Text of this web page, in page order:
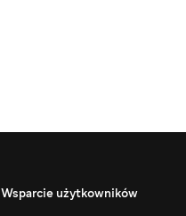
Wsparcie użytkowników